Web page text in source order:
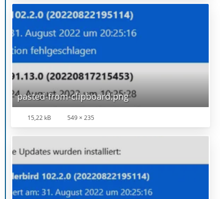
pasted-from-clipboard.png
15,22 kB 549 × 235